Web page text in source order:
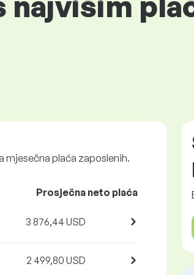
mjesečna plaća zaposlenih.
Prosječna neto plaća
3 876,44 USD
2 499,80 USD